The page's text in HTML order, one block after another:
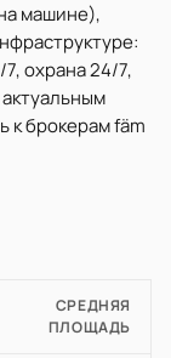
машине),
охрана 24/7,
к брокерам fäm
СРЕДНЯЯ
ПЛОЩАДЬ